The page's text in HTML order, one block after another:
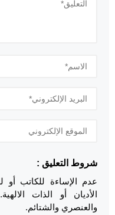
شروط التعليق :
عدم الإساءة للكاتب
الأديان أو الذات
والعنصري والشتائم.